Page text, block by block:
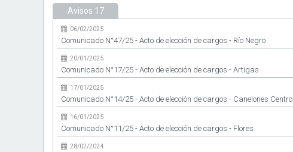
Avisos 17
06/02/2025
Comunicado N°47/25 - Acto de elección de cargos - Río Negro
20/01/2025
Comunicado N°17/25 - Acto de elección de cargos - Artigas
17/01/2025
Comunicado N°14/25 - Acto de elección de cargos - Canelones Centro
16/01/2025
Comunicado N°11/25 - Acto de elección de cargos - Flores
28/02/2024